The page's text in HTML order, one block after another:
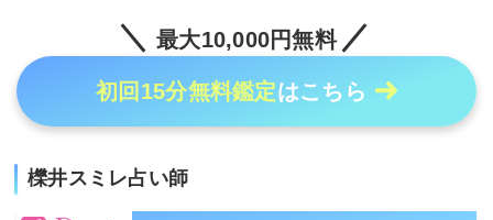
最大10,000円無料
初回15分無料鑑定はこちら
櫟井スミレ占い師